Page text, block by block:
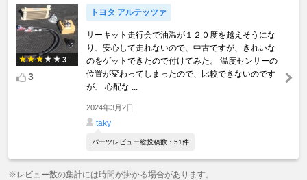
3
3
トヨタ アルテッツァ
サーキット走行会で油温が１２０度を越えそうにな
り、安心して走れないので、中古ですが、きれいな
のをゲットできたので付けてみた。 温度センサーの
位置が変わってしまったので、比較できないのです
が、 心配な ...
2024年3月2日
taky
パーツレビュー総投稿数：51件
※レビュー数の集計には時間が掛かる場合があります。